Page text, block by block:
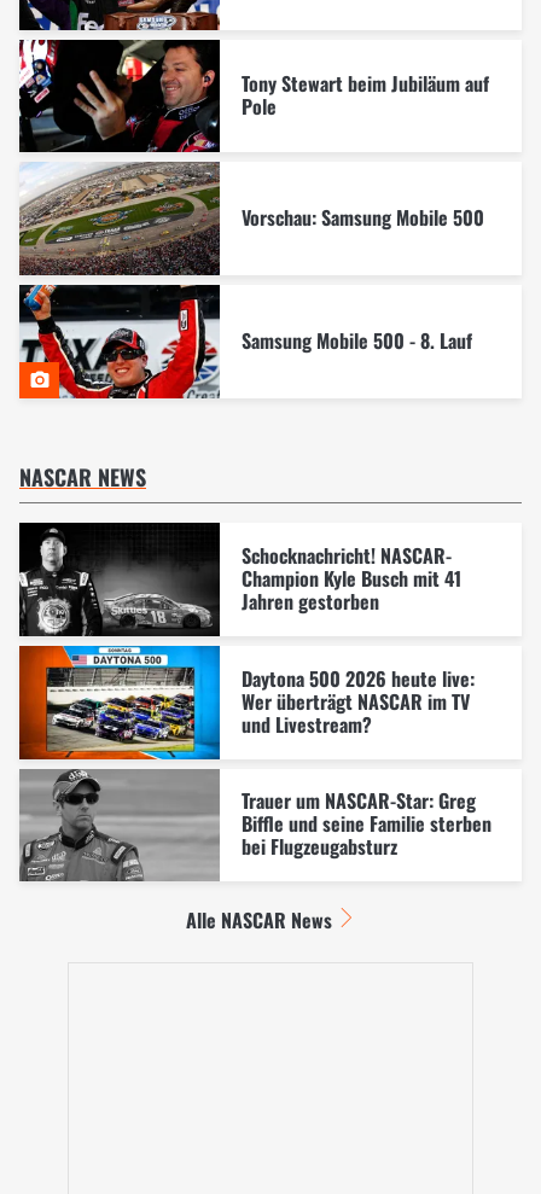
Tony Stewart beim Jubiläum auf
Pole
Vorschau: Samsung Mobile 500
Samsung Mobile 500 - 8. Lauf
NASCAR NEWS
Schocknachricht! NASCAR-
Champion Kyle Busch mit 41
Jahren gestorben
Daytona 500 2026 heute live:
Wer überträgt NASCAR im TV
und Livestream?
Trauer um NASCAR-Star: Greg
Biffle und seine Familie sterben
bei Flugzeugabsturz
Alle NASCAR News